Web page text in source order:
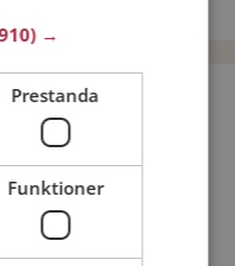
kostnad!
Kvinna
→
Prestanda
Funktioner